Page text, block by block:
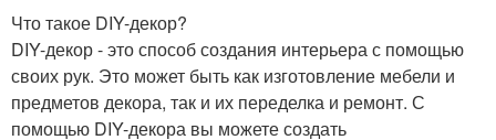
Что такое DIY-декор?
DIY-декор - это способ создания интерьера с помощью
своих рук. Это может быть как изготовление мебели и
предметов декора, так и их переделка и ремонт. С
помощью DIY-декора вы можете создать